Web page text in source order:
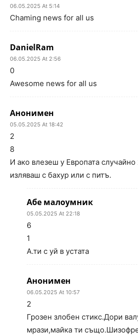
06.05.2025 At 5:14
Chaming news for all us
DanielRam
06.05.2025 At 2:56
0
Awesome news for all us
Анонимен
05.05.2025 At 18:42
2
8
И ако влезеш у Европата
изляваш с бахур или с питъ.
Абе малоумник
05.05.2025 At 22:18
6
1
А.ти с уй в устата
Анонимен
06.05.2025 At 10:57
2
Грозен злобен стикс.Дори
мрази,майка ти